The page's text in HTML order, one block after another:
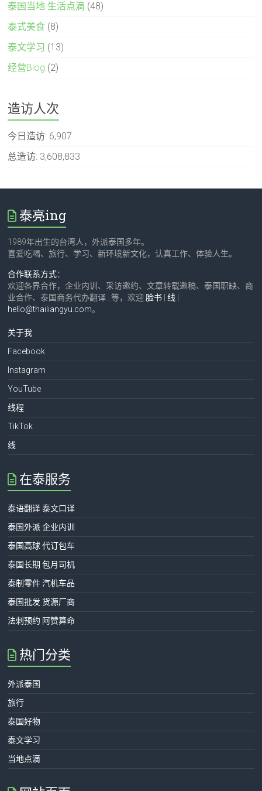
泰国当地 生活点滴 (48)
泰式美食 (8)
泰文学习 (13)
经营Blog (2)
造访人次
今日造访: 6,907
总造访: 3,608,833
泰亮ing
1989年出生的台湾人，外派泰国多年。
喜爱吃喝、旅行、学习、新环境新文化，认真工作、体验人生。
合作联系方式：
欢迎各界合作，企业内训、采访邀约、文章转载邀稿、泰国职缺、商
业合作、泰国商务代办翻译…等，欢迎脸书 |线
hello@thailiangyu.com。
关于我
Facebook
Instagram
YouTube
线程
TikTok
线
在泰服务
泰语翻译 泰文口译
泰国外派 企业内训
泰国高球 代订包车
泰国长期 包月司机
泰制零件 汽机车品
泰国批发 货源厂商
法刺预约 阿赞算命
热门分类
外派泰国
旅行
泰国好物
泰文学习
当地点滴